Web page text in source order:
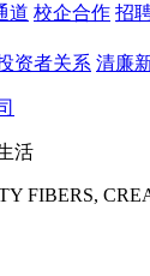
道 校企合作 招
资者关系 清廉
活
FIBERS,